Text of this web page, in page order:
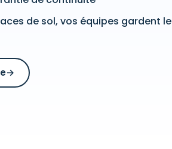
de sol, vos équipes gardent
→